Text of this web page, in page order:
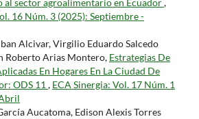
al sector agroalimentario en Ecuador,
16 Núm. 3 (2025): Septiembre -
Alcivar, Virgilio Eduardo Salcedo
Roberto Arias Montero, Estrategias De
En Hogares En La Ciudad De
ODS 11 , ECA Sinergia: Vol. 17 Núm. 1
Aucatoma, Edison Alexis Torres